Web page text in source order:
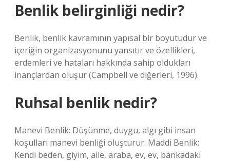
Benlik belirginliği nedir?
Benlik, benlik kavramının yapısal bir boyutudur ve
içeriğin organizasyonunu yansıtır ve özellikleri,
erdemleri ve hataları hakkında sahip oldukları
inançlardan oluşur (Campbell ve diğerleri, 1996).
Ruhsal benlik nedir?
Manevi Benlik: Düşünme, duygu, algı gibi insan
koşulları manevi benliği oluşturur. Maddi Benlik:
Kendi beden, giyim, aile, araba, ev, ev, bankadaki